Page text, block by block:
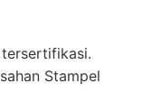
Stampel